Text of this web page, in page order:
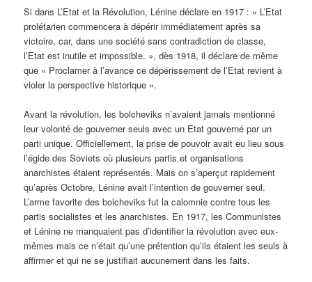
Si dans L’Etat et la Révolution, Lénine déclare en 1917 : « L’Etat
prolétarien commencera à dépérir immédiatement après sa
victoire, car, dans une société sans contradiction de classe,
l’Etat est inutile et impossible. », dès 1918, il déclare de même
que « Proclamer à l’avance ce dépérissement de l’Etat revient à
violer la perspective historique ».
Avant la révolution, les bolcheviks n’avaient jamais mentionné
leur volonté de gouverner seuls avec un Etat gouverné par un
parti unique. Officiellement, la prise de pouvoir avait eu lieu sous
l’égide des Soviets où plusieurs partis et organisations
anarchistes étaient représentés. Mais on s’aperçut rapidement
qu’après Octobre, Lénine avait l’intention de gouverner seul.
L’arme favorite des bolcheviks fut la calomnie contre tous les
partis socialistes et les anarchistes. En 1917, les Communistes
et Lénine ne manquaient pas d’identifier la révolution avec eux-
mêmes mais ce n’était qu’une prétention qu’ils étaient les seuls à
affirmer et qui ne se justifiait aucunement dans les faits.